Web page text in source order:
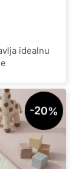
idealnu
koja
Za sve
-
je letnja
-20%